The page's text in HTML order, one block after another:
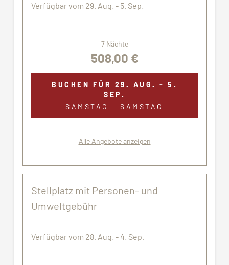
Verfügbar vom 29. Aug. - 5. Sep.
7 Nächte
508,00 €
BUCHEN FÜR 29. AUG. - 5.
SEP.
SAMSTAG - SAMSTAG
Alle Angebote anzeigen
Stellplatz mit Personen- und
Umweltgebühr
Verfügbar vom 28. Aug. - 4. Sep.